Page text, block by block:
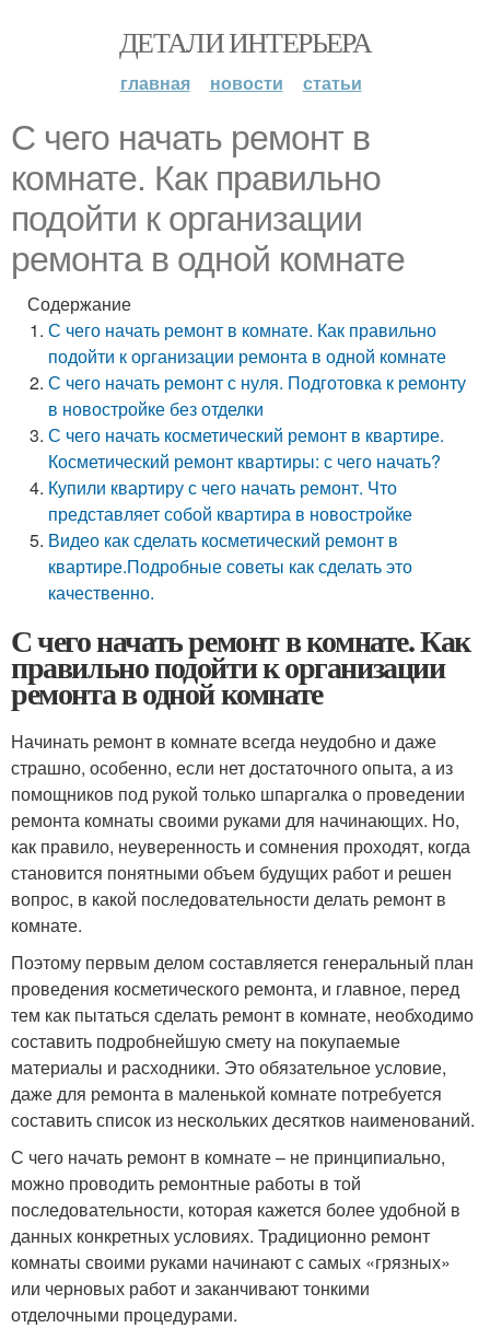
ДЕТАЛИ ИНТЕРЬЕРА
главная новости статьи
С чего начать ремонт в
комнате. Как правильно
подойти к организации
ремонта в одной комнате
Содержание
С чего начать ремонт в комнате. Как правильно
подойти к организации ремонта в одной комнате
С чего начать ремонт с нуля. Подготовка к ремонту
в новостройке без отделки
С чего начать косметический ремонт в квартире.
Косметический ремонт квартиры: с чего начать?
Купили квартиру с чего начать ремонт. Что
представляет собой квартира в новостройке
Видео как сделать косметический ремонт в
квартире.Подробные советы как сделать это
качественно.
С чего начать ремонт в комнате. Как
правильно подойти к организации
ремонта в одной комнате
Начинать ремонт в комнате всегда неудобно и даже
страшно, особенно, если нет достаточного опыта, а из
помощников под рукой только шпаргалка о проведении
ремонта комнаты своими руками для начинающих. Но,
как правило, неуверенность и сомнения проходят, когда
становится понятными объем будущих работ и решен
вопрос, в какой последовательности делать ремонт в
комнате.
Поэтому первым делом составляется генеральный план
проведения косметического ремонта, и главное, перед
тем как пытаться сделать ремонт в комнате, необходимо
составить подробнейшую смету на покупаемые
материалы и расходники. Это обязательное условие,
даже для ремонта в маленькой комнате потребуется
составить список из нескольких десятков наименований.
С чего начать ремонт в комнате – не принципиально,
можно проводить ремонтные работы в той
последовательности, которая кажется более удобной в
данных конкретных условиях. Традиционно ремонт
комнаты своими руками начинают с самых «грязных»
или черновых работ и заканчивают тонкими
отделочными процедурами.